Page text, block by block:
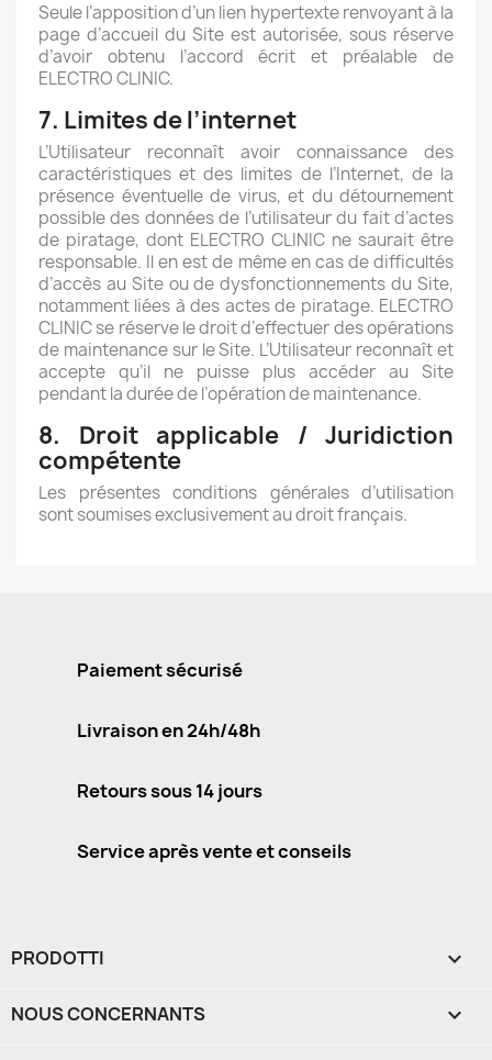
Seule l’apposition d’un lien hypertexte renvoyant à la
page d’accueil du Site est autorisée, sous réserve
d’avoir obtenu l’accord écrit et préalable de
ELECTRO CLINIC.
7. Limites de l’internet
L’Utilisateur reconnaît avoir connaissance des
caractéristiques et des limites de l’Internet, de la
présence éventuelle de virus, et du détournement
possible des données de l’utilisateur du fait d’actes
de piratage, dont ELECTRO CLINIC ne saurait être
responsable. Il en est de même en cas de difficultés
d’accès au Site ou de dysfonctionnements du Site,
notamment liées à des actes de piratage. ELECTRO
CLINIC se réserve le droit d’effectuer des opérations
de maintenance sur le Site. L’Utilisateur reconnaît et
accepte qu’il ne puisse plus accéder au Site
pendant la durée de l’opération de maintenance.
8. Droit applicable / Juridiction
compétente
Les présentes conditions générales d’utilisation
sont soumises exclusivement au droit français.
Paiement sécurisé
Livraison en 24h/48h
Retours sous 14 jours
Service après vente et conseils
PRODOTTI 
NOUS CONCERNANTS 